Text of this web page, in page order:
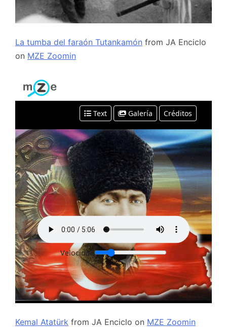
La tumba del faraón Tutankamón from JA Enciclo
on MZE Zoomin
Kemal Atatürk from JA Enciclo on MZE Zoomin